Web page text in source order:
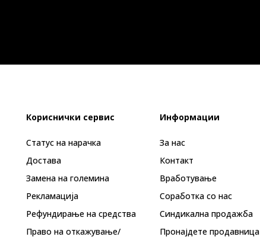
Кориснички сервис
Статус на нарачка
Достава
Замена на големина
Рекламациja
Рефундирање на средства
Право на откажување/
Информации
За нас
Контакт
Вработување
Соработка со нас
Синдикална продажба
Пронајдете продавница